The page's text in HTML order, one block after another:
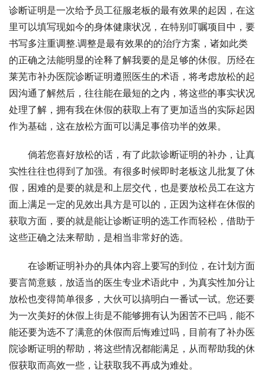
诊断证明是一次给予员工征服老板的最有效果的起因，在这
里可以填写现如今的身体健康状况，在特别叮嘱项目中，要
书写多注重调整.调整是最有效果的的治疗方案，诸如此类
的正确之法能明显的诠释了解我要的是足够的休假。历经在
莱芜市补办医院诊断证明遵照医生的术语，将考虑放松的起
因沟通了解然后，往往能在最短的之内，将这些的事实状况
处理了解，拥有我在休假的获取上有了更加适当的实际起因
作为基础，这在放松方面可以满足事倍功半的效果。
倘若您喜好放松的话，有了此款诊断证明的补办，让真
实性往往也得到了加强。有很多时候即时老板这儿批复了休
假，困难的是要的就是和上层交代，也是要放松员工在这方
面上满足一定的见效出具方是可以的，正因为这样在休假的
获取方面，要的就是能让诊断证明的选工作而轻松，借助于
这些正确之法来帮助，是相当非常好的选。
在诊断证明补办的具体内容上要写的到位，在计划方面
要言简意赅，放适当的医生专业术语此中，为真实性加分让
放松也变得简单很多，大伙可以搞明白一番试一试。您还要
为一次美好的休假上街是不能够拥有认为困苦不已吗，能不
能还要为选不了满意的休假而后悔难过吗，目前有了补办医
院诊断证明的帮助，将这些情况都能满足，从而帮助我的休
假获取而高效一些，让获取我不再成为难处。